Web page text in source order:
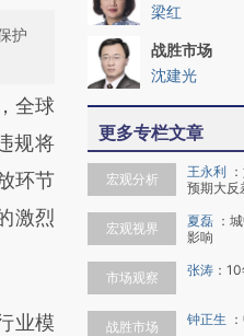
护
三方
结而
财
全球
规将
环节
激烈
业模
梁红
战胜市场
沈建光
更多专栏文章
宏观分析 王永利 ：
预期大反
宏观视界 夏磊 ：
影响
市场观察 张涛 ： 10
战胜市场 钟正生 ：